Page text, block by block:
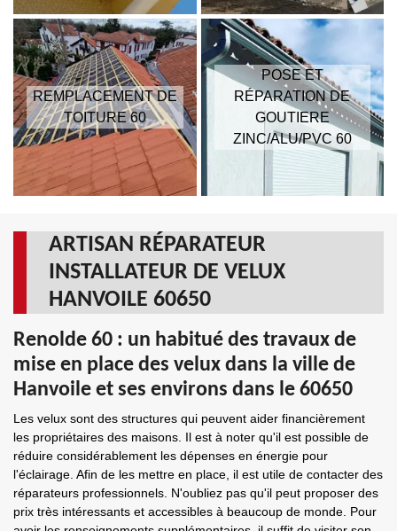
REMPLACEMENT DE
TOITURE 60
POSE ET
RÉPARATION DE
GOUTIERE
ZINC/ALU/PVC 60
ARTISAN RÉPARATEUR
INSTALLATEUR DE VELUX
HANVOILE 60650
Renolde 60 : un habitué des travaux de
mise en place des velux dans la ville de
Hanvoile et ses environs dans le 60650
Les velux sont des structures qui peuvent aider financièrement
les propriétaires des maisons. Il est à noter qu'il est possible de
réduire considérablement les dépenses en énergie pour
l'éclairage. Afin de les mettre en place, il est utile de contacter des
réparateurs professionnels. N'oubliez pas qu'il peut proposer des
prix très intéressants et accessibles à beaucoup de monde. Pour